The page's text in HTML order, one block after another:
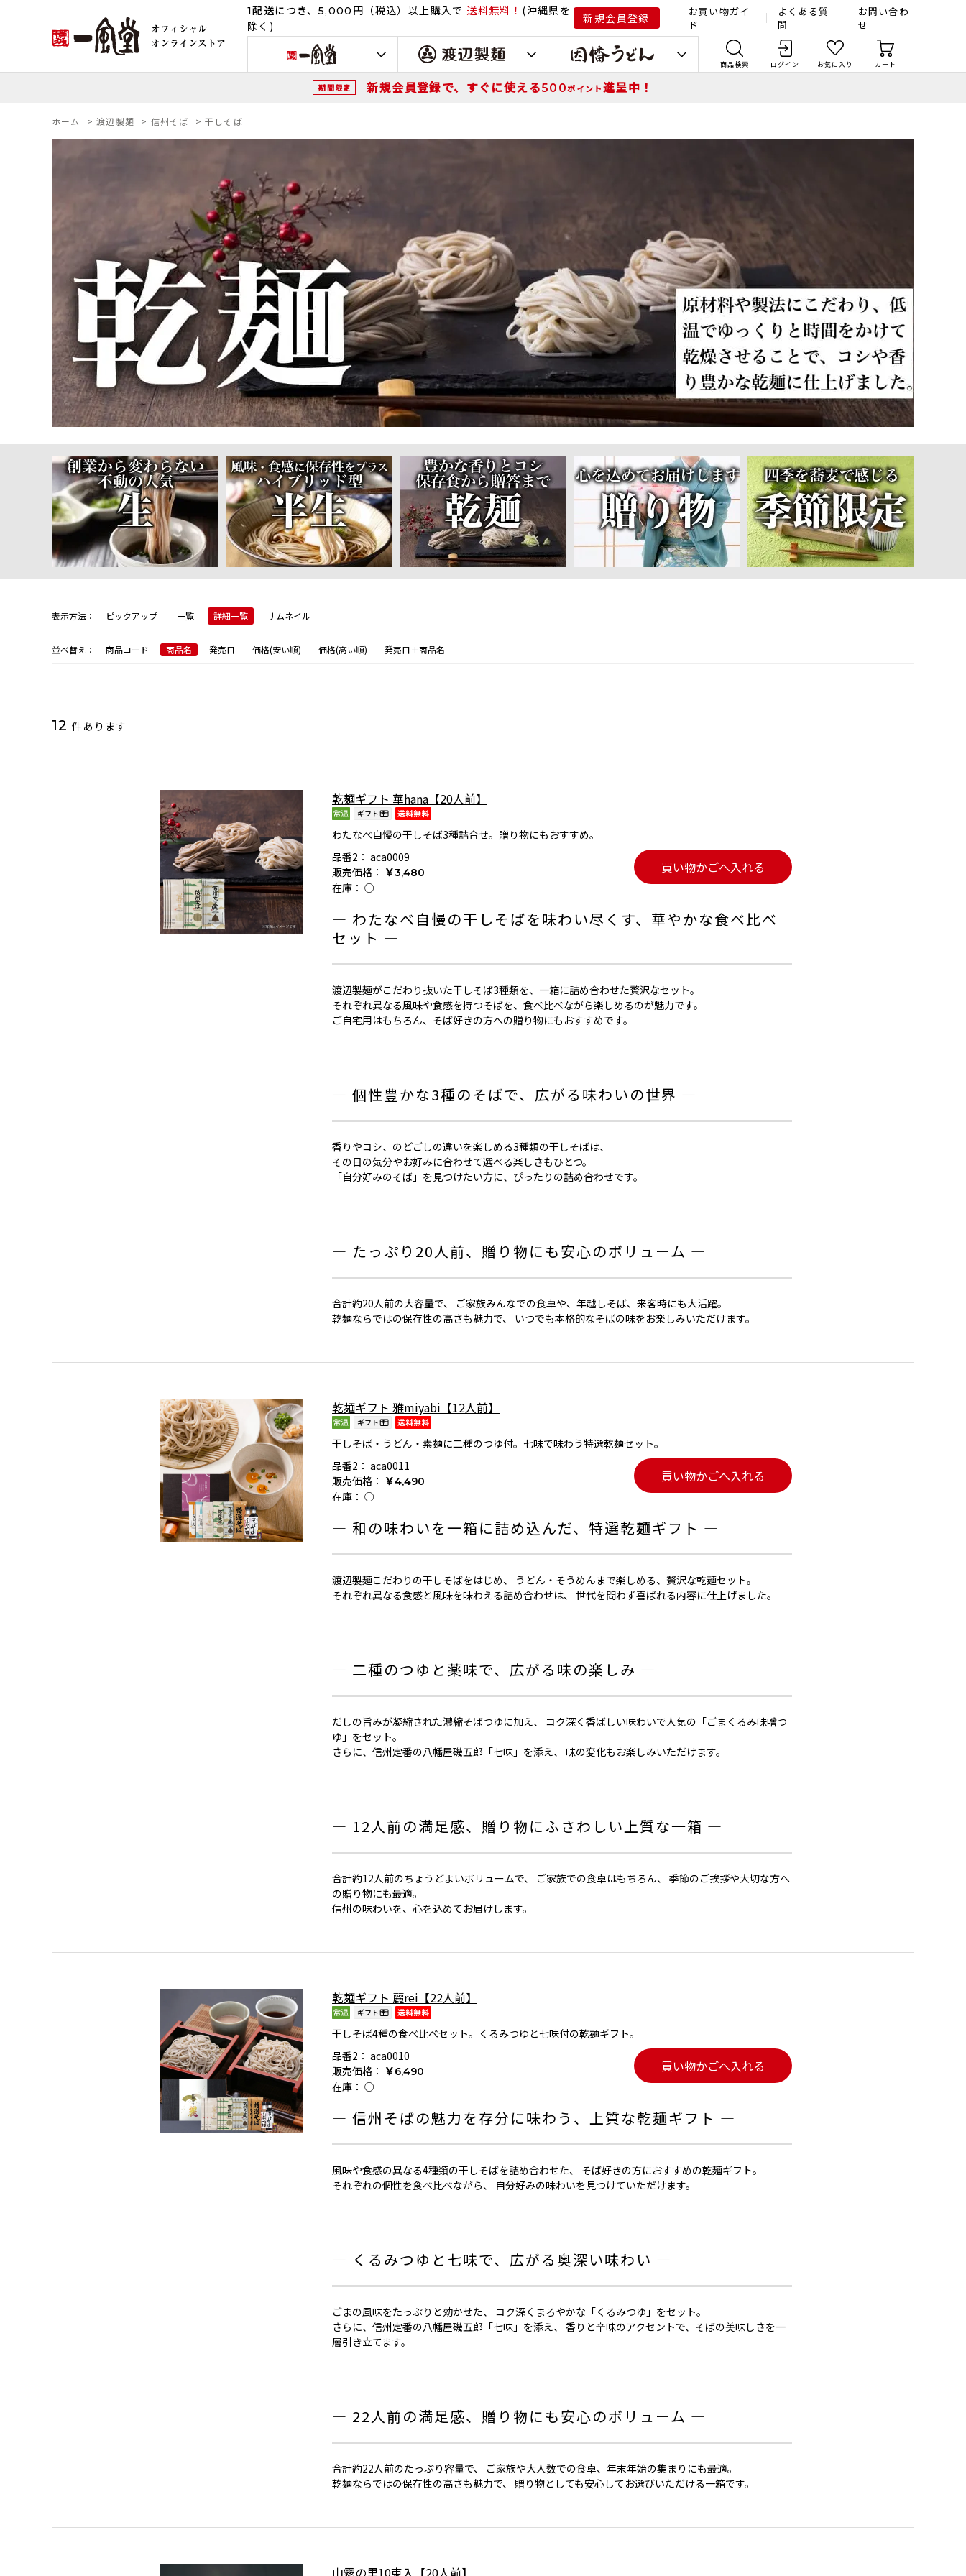
1配送につき、5,000 円（税込） 以上購入で 送料無料！ (沖縄県を
除く)
新規会員登録
お買い物ガイ
ド
よくある質
問
お問い合わ
せ
商品検索 ログイン お気に入り カート
期間限定 新規会員登録で、すぐに使える500ポイント進呈中！
ホーム >渡辺製麺 > 信州そば >干しそば
表示方法： ピックアップ 一覧 詳細一覧 サムネイル
並べ替え： 商品コード 商品名 発売日 価格(安い順) 価格(高い順) 発売日＋商品名
12 件あります
乾麺ギフト 華hana【20人前】
わたなべ自慢の干しそば3種詰合せ。贈り物にもおすすめ。
品番2： aca0009
販売価格：
￥3,480
在庫： ○
買い物かごへ入れる
― わたなべ自慢の干しそばを味わい尽くす、華やかな食べ比べ
セット ―
渡辺製麺がこだわり抜いた干しそば3種類を、一箱に詰め合わせた贅沢なセット。
それぞれ異なる風味や食感を持つそばを、食べ比べながら楽しめるのが魅力です。
ご自宅用はもちろん、そば好きの方への贈り物にもおすすめです。
― 個性豊かな3種のそばで、広がる味わいの世界 ―
香りやコシ、のどごしの違いを楽しめる3種類の干しそばは、
その日の気分やお好みに合わせて選べる楽しさもひとつ。
「自分好みのそば」を見つけたい方に、ぴったりの詰め合わせです。
― たっぷり20人前、贈り物にも安心のボリューム ―
合計約20人前の大容量で、 ご家族みんなでの食卓や、年越しそば、来客時にも大活躍。
乾麺ならではの保存性の高さも魅力で、 いつでも本格的なそばの味をお楽しみいただけます。
乾麺ギフト 雅miyabi【12人前】
干しそば・うどん・素麺に二種のつゆ付。七味で味わう特選乾麺セット。
品番2： aca0011
販売価格：
￥4,490
在庫： ○
買い物かごへ入れる
― 和の味わいを一箱に詰め込んだ、特選乾麺ギフト ―
渡辺製麺こだわりの干しそばをはじめ、 うどん・そうめんまで楽しめる、贅沢な乾麺セット。
それぞれ異なる食感と風味を味わえる詰め合わせは、 世代を問わず喜ばれる内容に仕上げました。
― 二種のつゆと薬味で、広がる味の楽しみ ―
だしの旨みが凝縮された濃縮そばつゆに加え、 コク深く香ばしい味わいで人気の「ごまくるみ味噌つ
ゆ」をセット。
さらに、信州定番の八幡屋磯五郎「七味」を添え、 味の変化もお楽しみいただけます。
― 12人前の満足感、贈り物にふさわしい上質な一箱 ―
合計約12人前のちょうどよいボリュームで、 ご家族での食卓はもちろん、 季節のご挨拶や大切な方へ
の贈り物にも最適。
信州の味わいを、心を込めてお届けします。
乾麺ギフト 麗rei【22人前】
干しそば4種の食べ比べセット。くるみつゆと七味付の乾麺ギフト。
品番2： aca0010
販売価格：
￥6,490
在庫： ○
買い物かごへ入れる
― 信州そばの魅力を存分に味わう、上質な乾麺ギフト ―
風味や食感の異なる4種類の干しそばを詰め合わせた、 そば好きの方におすすめの乾麺ギフト。
それぞれの個性を食べ比べながら、 自分好みの味わいを見つけていただけます。
― くるみつゆと七味で、広がる奥深い味わい ―
ごまの風味をたっぷりと効かせた、 コク深くまろやかな「くるみつゆ」をセット。
さらに、信州定番の八幡屋磯五郎「七味」を添え、 香りと辛味のアクセントで、そばの美味しさを一
層引き立てます。
― 22人前の満足感、贈り物にも安心のボリューム ―
合計約22人前のたっぷり容量で、 ご家族や大人数での食卓、年末年始の集まりにも最適。
乾麺ならではの保存性の高さも魅力で、 贈り物としても安心してお選びいただける一箱です。
山霧の里10束入【20人前】